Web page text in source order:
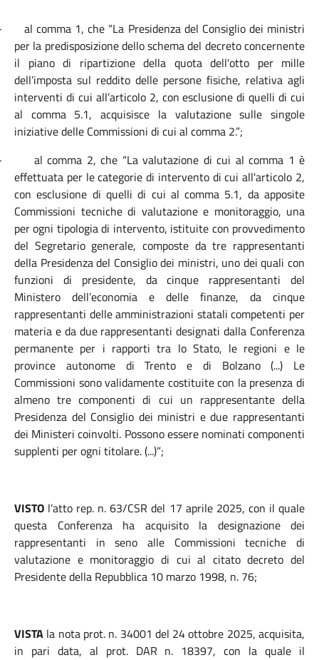
al comma 1, che “La Presidenza del Consiglio dei ministri
per la predisposizione dello schema del decreto concernente
il piano di ripartizione della quota dell'otto per mille
dell’imposta sul reddito delle persone fisiche, relativa agli
interventi di cui all’articolo 2, con esclusione di quelli di cui
al comma 5.1, acquisisce la valutazione sulle singole
iniziative delle Commissioni di cui al comma 2.”;
al comma 2, che “La valutazione di cui al comma 1 è
effettuata per le categorie di intervento di cui all'articolo 2,
con esclusione di quelli di cui al comma 5.1, da apposite
Commissioni tecniche di valutazione e monitoraggio, una
per ogni tipologia di intervento, istituite con provvedimento
del Segretario generale, composte da tre rappresentanti
della Presidenza del Consiglio dei ministri, uno dei quali con
funzioni di presidente, da cinque rappresentanti del
Ministero dell’economia e delle finanze, da cinque
rappresentanti delle amministrazioni statali competenti per
materia e da due rappresentanti designati dalla Conferenza
permanente per i rapporti tra lo Stato, le regioni e le
province autonome di Trento e di Bolzano (...) Le
Commissioni sono validamente costituite con la presenza di
almeno tre componenti di cui un rappresentante della
Presidenza del Consiglio dei ministri e due rappresentanti
dei Ministeri coinvolti. Possono essere nominati componenti
supplenti per ogni titolare. (...)”;
VISTO l’atto rep. n. 63/CSR del 17 aprile 2025, con il quale
questa Conferenza ha acquisito la designazione dei
rappresentanti in seno alle Commissioni tecniche di
valutazione e monitoraggio di cui al citato decreto del
Presidente della Repubblica 10 marzo 1998, n. 76;
VISTA la nota prot. n. 34001 del 24 ottobre 2025, acquisita,
in pari data, al prot. DAR n. 18397, con la quale il